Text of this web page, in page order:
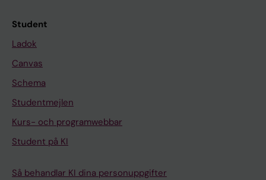
Student
Ladok
Canvas
Schema
Studentmejlen
Kurs- och programwebbar
Student på KI
Så behandlar KI dina personuppgifter